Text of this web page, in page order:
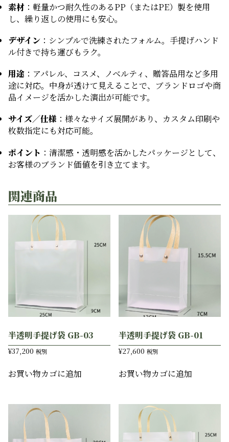
素材 ：軽量かつ耐久性のあるPP（またはPE）製を使用
し、繰り返しの使用にも安心。
デザイン ：シンプルで洗練されたフォルム。手提げハンド
ル付きで持ち運びもラク。
用途 ：アパレル、コスメ、ノベルティ、贈答品用など多用
途に対応。中身が透けて見えることで、ブランドロゴや商
品イメージを活かした演出が可能です。
サイズ／仕様 ：様々なサイズ展開があり、カスタム印刷や
枚数指定にも対応可能。
ポイント ：清潔感・透明感を活かしたパッケージとして、
お客様のブランド価値を引き立てます。
関連商品
半透明手提げ袋 GB-03
¥37,200 税別
お買い物カゴに追加
半透明手提げ袋 GB-01
¥27,600 税別
お買い物カゴに追加